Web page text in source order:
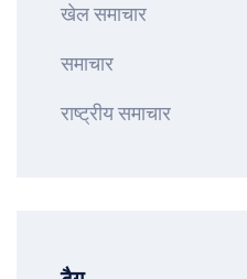
खेल समाचार
समाचार
राष्ट्रीय समाचार